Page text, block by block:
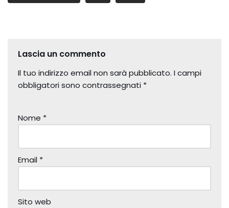
Lascia un commento
Il tuo indirizzo email non sarà pubblicato. I campi
obbligatori sono contrassegnati *
Nome *
Email *
Sito web